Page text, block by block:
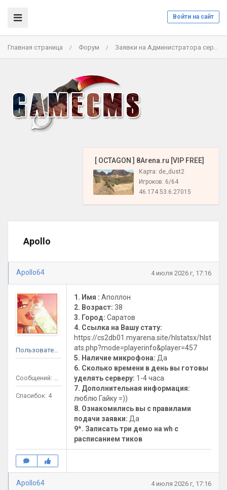
Войти на сайт
Главная страница / Форум / Заявки на Администратора сервера
️ [ OCTAGON ] 8Arena.ru [VIP FREE]
Карта: de_dust2
Игроков: 6/64
46.174.53.6:27015
Apollo
Apollo64 4 июля 2026 г, 17:16
Пользователь
Сообщений: 11
Спасибок: 4
1. Имя : Аполлон
2. Возраст: 38
3. Город: Саратов
4. Ссылка на Вашу стату:
https://cs2db01.myarena.site/hlstatsx/hlst
ats.php?mode=playerinfo&player=457
5. Наличие микрофона: Да
6. Сколько времени в день вы готовы
уделять серверу: 1-4 часа
7. Дополнительная информация:
люблю Гайку =))
8. Ознакомились вы с правилами
подачи заявки: Да
9*. Записать три демо на wh с
расписанием тиков
Apollo64 4 июля 2026 г, 17:16